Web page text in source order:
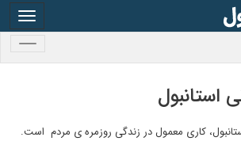
استانبول
کاری معمول در زندگی روزمره ی مردم است.